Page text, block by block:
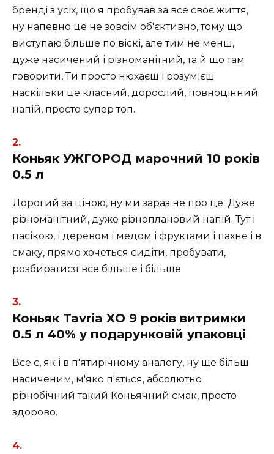
бренді з усіх, що я пробував за все своє життя,
ну напевно це не зовсім об'єктивно, тому що
виступаю більше по віскі, але тим не менш,
дуже насичений і різноманітний, та й що там
говорити, Ти просто нюхаєш і розумієш
наскільки це класний, дорослий, повноцінний
напій, просто супер топ.
Коньяк УЖГОРОД марочний 10 років
0.5 л
Дорогий за ціною, ну ми зараз не про це. Дуже
різноманітний, дуже різноплановий напій. Тут і
пасікою, і деревом і медом і фруктами і пахне і в
смаку, прямо хочеться сидіти, пробувати,
розбиратися все більше і більше
Коньяк Tavria XO 9 років витримки
0.5 л 40% у подарунковій упаковці
Все є, як і в п'ятирічному аналогу, ну ще більш
насиченим, м'яко п'ється, абсолютно
різнобічний такий Коньячний смак, просто
здорово.